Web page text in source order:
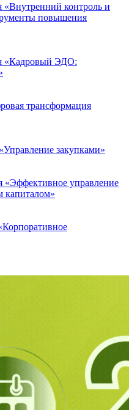
«Внутренний контроль и
повышения
«Кадровый ЭДО:
трансформация
закупками»
«Эффективное управление
капиталом»